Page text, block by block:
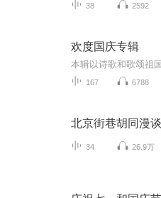
38 2592
欢度国庆专辑
167 6788
北京街巷胡同漫谈
34 26.9万